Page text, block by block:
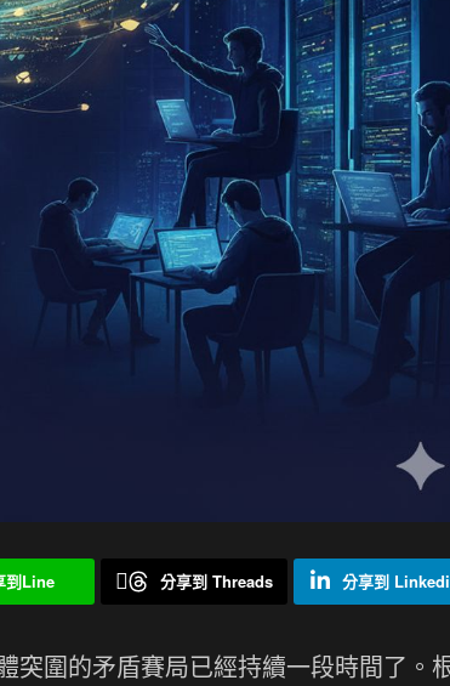
到Line 分享到 Threads 分享到
突圍的矛盾賽局已經持續一段時間了。